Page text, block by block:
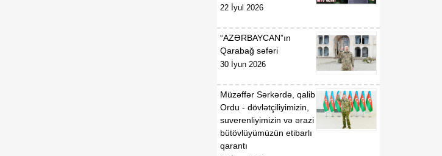
22 İyul 2026
“AZƏRBAYCAN”ın
Qarabağ səfəri
30 İyun 2026
Müzəffər Sərkərdə, qalib
Ordu - dövlətçiliyimizin,
suverenliyimizin və ərazi
bütövlüyümüzün etibarlı
qarantı